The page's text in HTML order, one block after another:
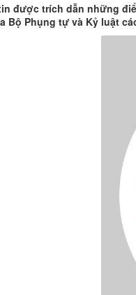
được trích dẫn những
Bộ Phụng tự và Kỷ luật